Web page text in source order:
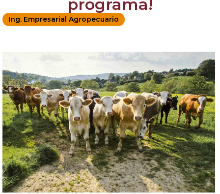
programa!
Ing. Empresarial Agropecuario